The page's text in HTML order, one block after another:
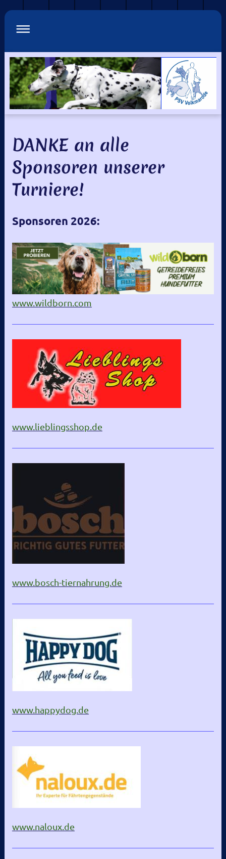
DANKE an alle
Sponsoren unserer
Turniere!
Sponsoren 2026:
www.wildborn.com
www.lieblingsshop.de
www.bosch-tiernahrung.de
www.happydog.de
www.naloux.de